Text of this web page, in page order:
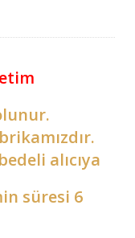
alıcıya
süresi 6